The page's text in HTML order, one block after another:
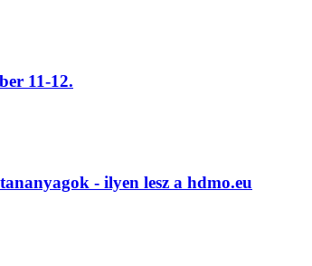
11-12.
- ilyen lesz a hdmo.eu